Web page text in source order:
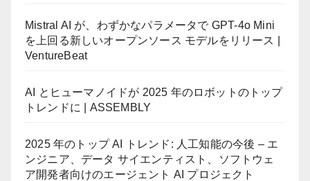
Mistral AI が、わずかなパラメータで GPT-4o Mini
を上回る新しいオープンソース モデルをリリース |
VentureBeat
AI とヒューマノイドが 2025 年のロボットのトップ
トレンドに | ASSEMBLY
2025 年のトップ AI トレンド: 人工知能の今後 – エ
ンジニア、データ サイエンティスト、ソフトウェ
ア開発者向けのエージェント AI プロジェクト